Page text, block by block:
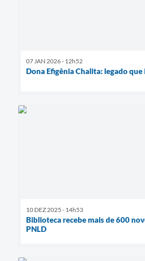
07 JAN 2026 - 12h52
Dona Efigênia Chalita: legado
10 DEZ 2025 - 14h53
Biblioteca recebe mais de 600
PNLD